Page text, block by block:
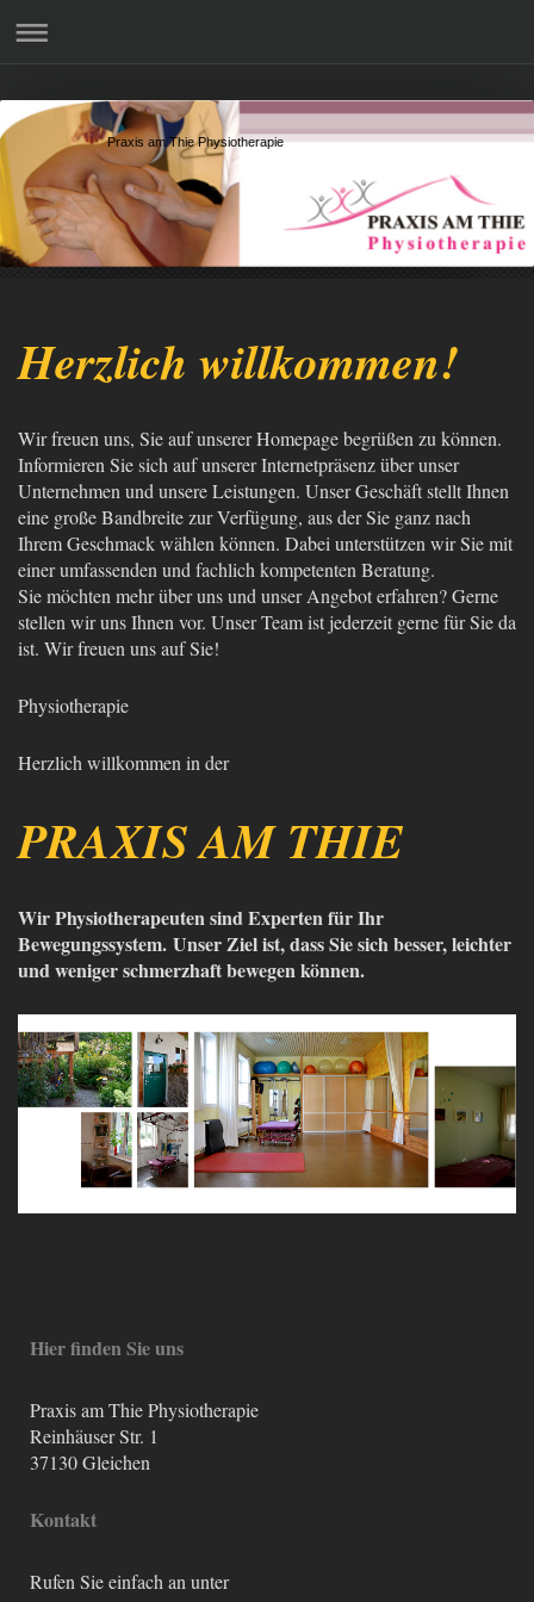
Praxis am Thie Physiotherapie
Herzlich willkommen!
Wir freuen uns, Sie auf unserer Homepage begrüßen zu können.
Informieren Sie sich auf unserer Internetpräsenz über unser
Unternehmen und unsere Leistungen. Unser Geschäft stellt Ihnen
eine große Bandbreite zur Verfügung, aus der Sie ganz nach
Ihrem Geschmack wählen können. Dabei unterstützen wir Sie mit
einer umfassenden und fachlich kompetenten Beratung.
Sie möchten mehr über uns und unser Angebot erfahren? Gerne
stellen wir uns Ihnen vor. Unser Team ist jederzeit gerne für Sie da
ist. Wir freuen uns auf Sie!
Physiotherapie
Herzlich willkommen in der
PRAXIS AM THIE
Wir Physiotherapeuten sind Experten für Ihr
Bewegungssystem. Unser Ziel ist, dass Sie sich besser, leichter
und weniger schmerzhaft bewegen können.
Hier finden Sie uns
Praxis am Thie Physiotherapie
Reinhäuser Str. 1
37130Gleichen
Kontakt
Rufen Sie einfach an unter